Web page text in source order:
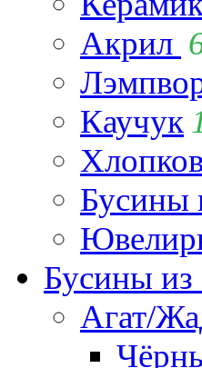
Акрил
Каучук
Бусины
Бусины из
Агат/